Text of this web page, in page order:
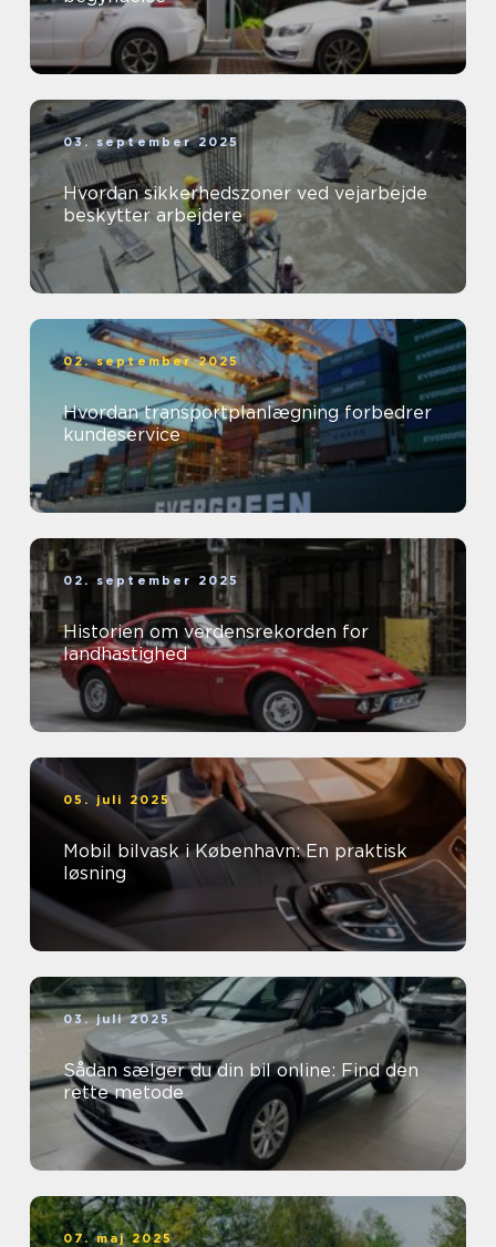
03. september 2025
Hvordan sikkerhedszoner ved vejarbejde
beskytter arbejdere
02. september 2025
Hvordan transportplanlægning forbedrer
kundeservice
02. september 2025
Historien om verdensrekorden for
landhastighed
05. juli 2025
Mobil bilvask i København: En praktisk
løsning
03. juli 2025
Sådan sælger du din bil online: Find den
rette metode
07. maj 2025